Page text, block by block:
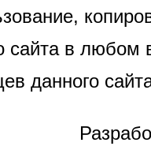
в любом
данного